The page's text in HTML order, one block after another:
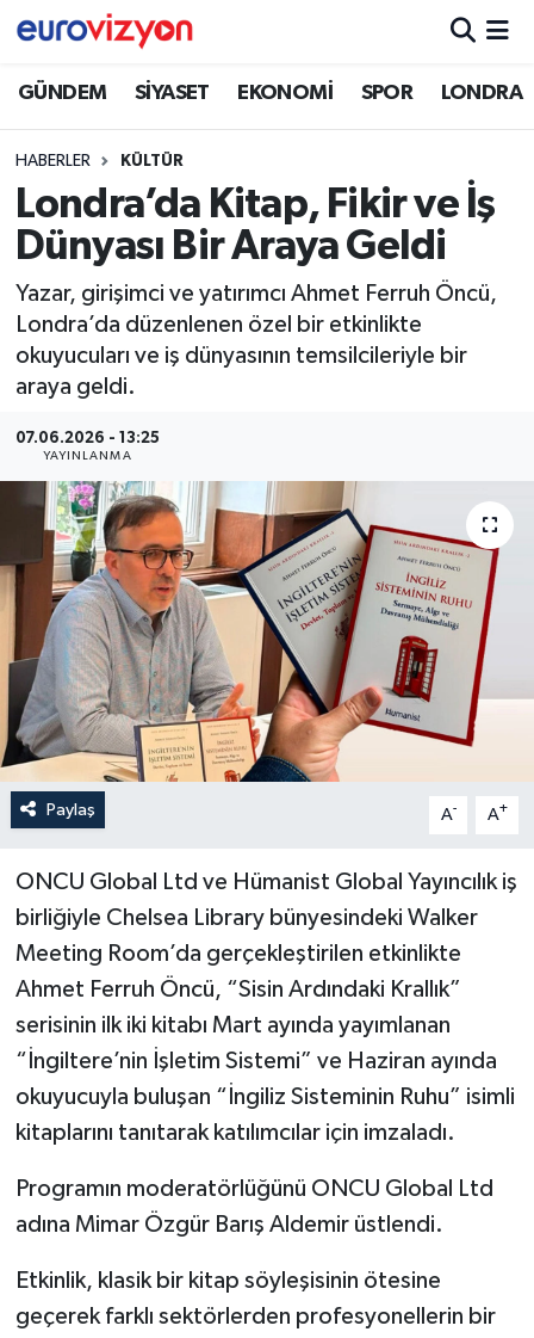
GÜNDEM SİYASET EKONOMİ SPOR LONDRA
HABERLER KÜLTÜR
Londra’da Kitap, Fikir ve İş
Dünyası Bir Araya Geldi
Yazar, girişimci ve yatırımcı Ahmet Ferruh Öncü,
Londra’da düzenlenen özel bir etkinlikte
okuyucuları ve iş dünyasının temsilcileriyle bir
araya geldi.
07.06.2026 - 13:25
YAYINLANMA
Paylaş A- A+
ONCU Global Ltd ve Hümanist Global Yayıncılık iş
birliğiyle Chelsea Library bünyesindeki Walker
Meeting Room’da gerçekleştirilen etkinlikte
Ahmet Ferruh Öncü, “Sisin Ardındaki Krallık”
serisinin ilk iki kitabı Mart ayında yayımlanan
“İngiltere’nin İşletim Sistemi” ve Haziran ayında
okuyucuyla buluşan “İngiliz Sisteminin Ruhu” isimli
kitaplarını tanıtarak katılımcılar için imzaladı.
Programın moderatörlüğünü ONCU Global Ltd
adına Mimar Özgür Barış Aldemir üstlendi.
Etkinlik, klasik bir kitap söyleşisinin ötesine
geçerek farklı sektörlerden profesyonellerin bir